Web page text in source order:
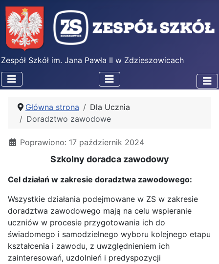
Zespół Szkół im. Jana Pawła II w Zdzieszowicach
Główna strona
Dla Ucznia
Doradztwo zawodowe
Poprawiono: 17 październik 2024
Szkolny doradca zawodowy
Cel działań w zakresie doradztwa zawodowego:
Wszystkie działania podejmowane w ZS w zakresie
doradztwa zawodowego mają na celu wspieranie
uczniów w procesie przygotowania ich do
świadomego i samodzielnego wyboru kolejnego etapu
kształcenia i zawodu, z uwzględnieniem ich
zainteresowań, uzdolnień i predyspozycji